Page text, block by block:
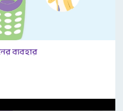
ব্যবহার